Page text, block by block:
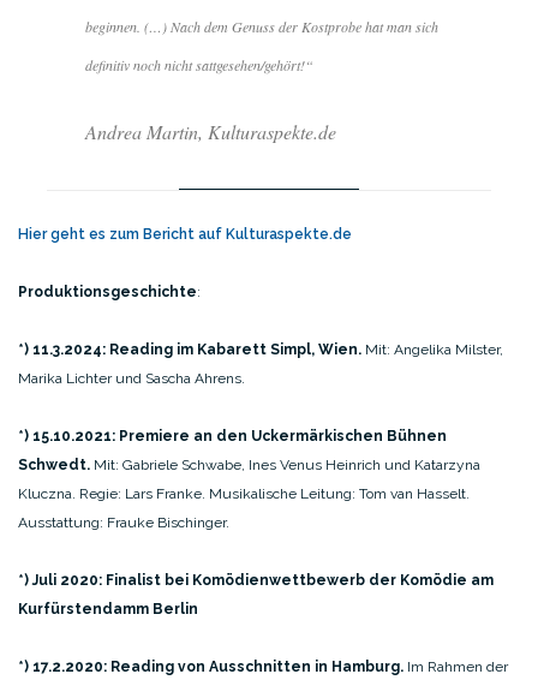
beginnen. (…) Nach dem Genuss der Kostprobe hat man sich
definitiv noch nicht sattgesehen/gehört!“
Andrea Martin, Kulturaspekte.de
Hier geht es zum Bericht auf Kulturaspekte.de
Produktionsgeschichte:
*) 11.3.2024: Reading im Kabarett Simpl, Wien. Mit: Angelika Milster,
Marika Lichter und Sascha Ahrens.
*) 15.10.2021: Premiere an den Uckermärkischen Bühnen
Schwedt. Mit: Gabriele Schwabe, Ines Venus Heinrich und Katarzyna
Kluczna. Regie: Lars Franke. Musikalische Leitung: Tom van Hasselt.
Ausstattung: Frauke Bischinger.
*) Juli 2020: Finalist bei Komödienwettbewerb der Komödie am
Kurfürstendamm Berlin
*) 17.2.2020: Reading von Ausschnitten in Hamburg. Im Rahmen der